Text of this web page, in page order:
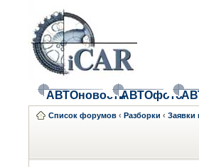
АВТОновостиАВТОфото
Список форумов ‹ Разборки ‹ Заявки